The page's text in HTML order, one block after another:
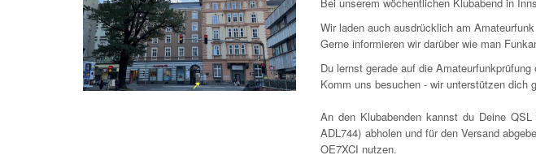
Wir laden auch ausdrücklich am
Gerne informieren wir darüber wie man
Du lernst gerade auf die
Komm uns besuchen - wir unterstützen dich
An den Klubabenden kannst du Deine
ADL744) abholen und für den Versand
OE7XCI nutzen.